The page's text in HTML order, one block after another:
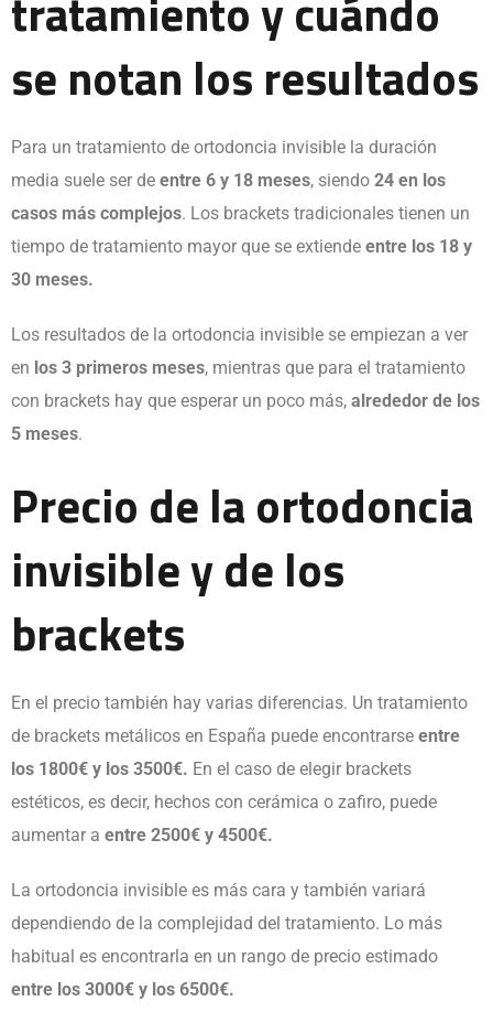
se notan los resultados
Para un tratamiento de ortodoncia invisible la duración
media suele ser de entre 6 y 18 meses, siendo 24 en los
casos más complejos. Los brackets tradicionales tienen un
tiempo de tratamiento mayor que se extiende entre los 18 y
30 meses.
Los resultados de la ortodoncia invisible se empiezan a ver
en los 3 primeros meses, mientras que para el tratamiento
con brackets hay que esperar un poco más, alrededor de los
5 meses.
Precio de la ortodoncia
invisible y de los
brackets
En el precio también hay varias diferencias. Un tratamiento
de brackets metálicos en España puede encontrarse entre
los 1800€ y los 3500€. En el caso de elegir brackets
estéticos, es decir, hechos con cerámica o zafiro, puede
aumentar a entre 2500€ y 4500€.
La ortodoncia invisible es más cara y también variará
dependiendo de la complejidad del tratamiento. Lo más
habitual es encontrarla en un rango de precio estimado
entre los 3000€ y los 6500€.